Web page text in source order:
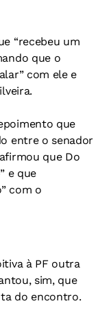
“recebeu um
que o
com ele e
que
entre o senador
que Do
e que
com o
à PF outra
sim, que
do encontro.